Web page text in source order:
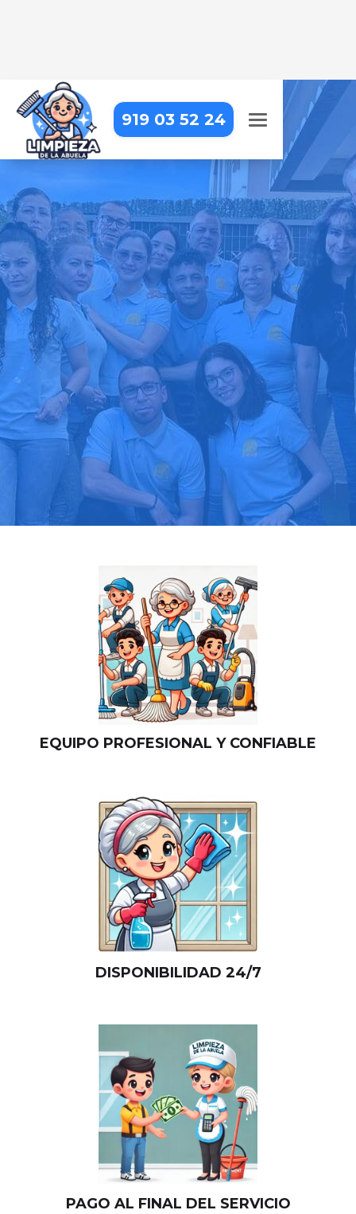
919 03 52 24
LIMPIEZA DE APARTAMENTOS
TURÍSTICOS EN SOMOSIERRA
Dejamos tus apartamentos
impecables para que tus
huéspedes se sientan como en
casa
Pide tu presupuesto gratis
Llama hoy: 919 03 52 24
Más de 1000 clientes confían en nosotros
⭐⭐⭐⭐⭐
EQUIPO PROFESIONAL Y CONFIABLE
DISPONIBILIDAD 24/7
PAGO AL FINAL DEL SERVICIO